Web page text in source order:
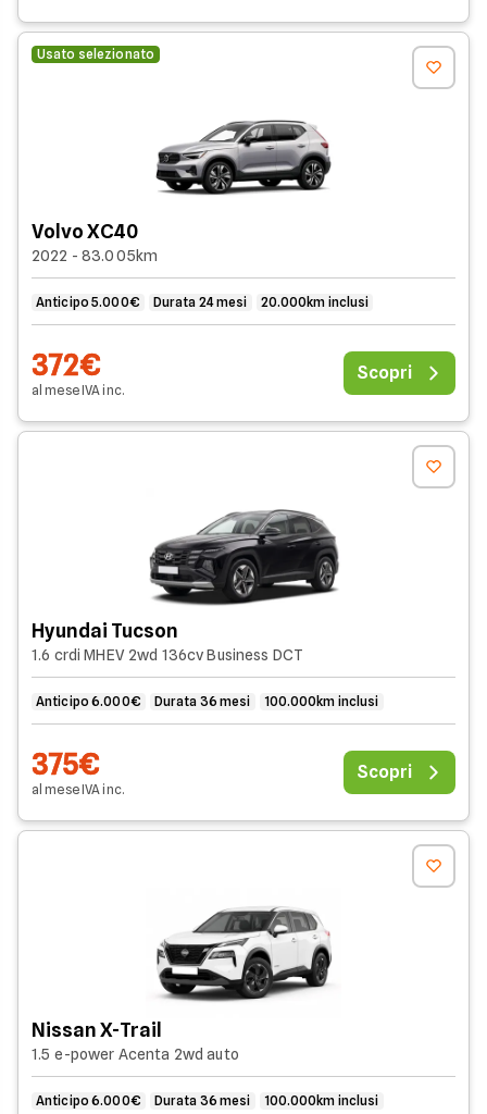
Usato selezionato
Volvo XC40
2022 - 83.005km
Anticipo 5.000€ Durata 24 mesi 20.000km inclusi
372€
al meseIVAinc.
Scopri
Hyundai Tucson
1.6 crdi MHEV 2wd 136cv Business DCT
Anticipo 6.000€ Durata 36 mesi 100.000km inclusi
375€
al meseIVAinc.
Scopri
Nissan X-Trail
1.5 e-power Acenta 2wd auto
Anticipo 6.000€ Durata 36 mesi 100.000km inclusi